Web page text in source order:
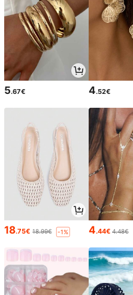
5.67€ 4.52€
18.75€ 18.99€ -1% 4.44€ 4.48€